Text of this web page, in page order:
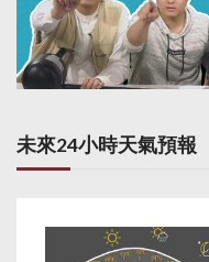
未來24小時天氣預報